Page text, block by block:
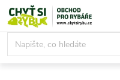
Přejít
na
obsah
Čepice